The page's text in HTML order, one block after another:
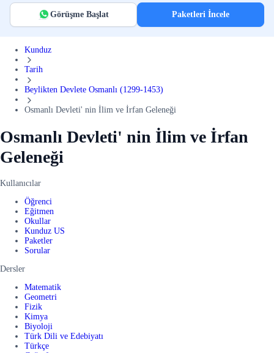
Görüşme Başlat Paketleri İncele
Kunduz
Tarih
Beylikten Devlete Osmanlı (1299-1453)
Osmanlı Devleti' nin İlim ve İrfan Geleneği
Osmanlı Devleti' nin İlim ve İrfan
Geleneği
Kullanıcılar
Öğrenci
Eğitmen
Okullar
Kunduz US
Paketler
Sorular
Dersler
Matematik
Geometri
Fizik
Kimya
Biyoloji
Türk Dili ve Edebiyatı
Türkçe